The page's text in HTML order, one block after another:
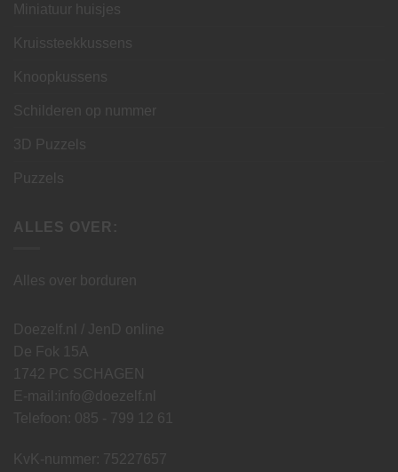
Miniatuur huisjes
Kruissteekkussens
Knoopkussens
Schilderen op nummer
3D Puzzels
Puzzels
ALLES OVER:
Alles over borduren
Doezelf.nl / JenD online
De Fok 15A
1742 PC SCHAGEN
E-mail: info@doezelf.nl
Telefoon: 085 - 799 12 61
KvK-nummer: 75227657